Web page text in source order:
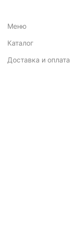
Меню
Каталог
Доставка и оплата